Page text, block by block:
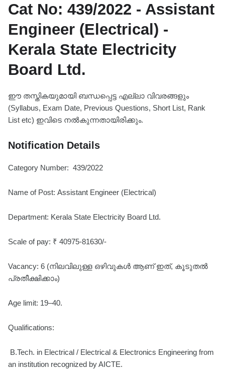
Cat No: 439/2022 - Assistant
Engineer (Electrical) -
Kerala State Electricity
Board Ltd.
ഈ തസ്തികയുമായി ബന്ധപ്പെട്ട എല്ലാ വിവരങ്ങളും
(Syllabus, Exam Date, Previous Questions, Short List, Rank
List etc) ഇവിടെ നൽകുന്നതായിരിക്കും.
Notification Details
Category Number: 439/2022
Name of Post: Assistant Engineer (Electrical)
Department: Kerala State Electricity Board Ltd.
Scale of pay: ₹ 40975-81630/-
Vacancy: 6 (നിലവിലുള്ള ഒഴിവുകൾ ആണ് ഇത്, കൂടുതൽ
പ്രതീക്ഷിക്കാം)
Age limit: 19–40.
Qualifications:
B.Tech. in Electrical / Electrical & Electronics Engineering from
an institution recognized by AICTE.